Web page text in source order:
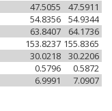
47.5911
47.5055
54.9344
54.8356
64.1736
63.8407
155.8365
153.8237
30.2206
30.0218
0.5872
0.5796
7.0907
6.9991